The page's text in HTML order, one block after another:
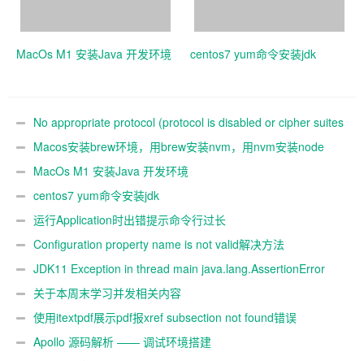
MacOs M1 安装Java 开发环境 centos7 yum命令安装jdk
No appropriate protocol (protocol is disabled or cipher suites
are inappropriate
Macos安装brew环境，用brew安装nvm，用nvm安装node
MacOs M1 安装Java 开发环境
centos7 yum命令安装jdk
运行Application时出错提示命令行过长
Configuration property name is not valid解决方法
JDK11 Exception in thread main java.lang.AssertionError
关于本周末学习并发相关内容
使用itextpdf展示pdf报xref subsection not found错误
Apollo 源码解析 —— 调试环境搭建